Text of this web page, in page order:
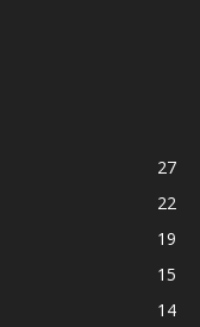
27
22
19
15
14